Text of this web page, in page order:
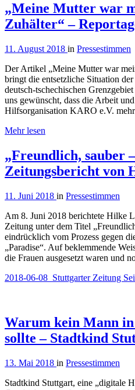
„Meine Mutter war
Zuhälter“ –
11. August 2018 in Pressestimmen
Der Artikel „Meine Mutter war
bringt die entsetzliche Situation
deutsch-tschechischen
uns gewünscht, dass die Arbeit
Hilfsorganisation KARO e.V.
Mehr lesen
„Freundlich, sauber
Zeitungsbericht von
11. Juni 2018 in Pressestimmen
Am 8. Juni 2018 berichtete Hilke
Zeitung unter dem Titel
eindrücklich vom Prozess gegen
„Paradise“. Auf beklemmende
die Frauen ausgesetzt waren und
2018-06-08_Stuttgarter Zeitung
Warum kein Mann in
sollte – Stadtkind
13. Mai 2018 in Pressestimmen
Stadtkind Stuttgart, eine „digitale